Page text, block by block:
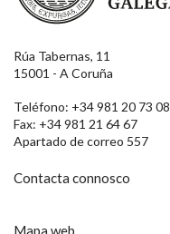
Rúa Tabernas, 11
15001 - A Coruña
Teléfono: +34 981 20 73 08
Fax: +34 981 21 64 67
Apartado de correo 557
Contacta connosco
Mapa web